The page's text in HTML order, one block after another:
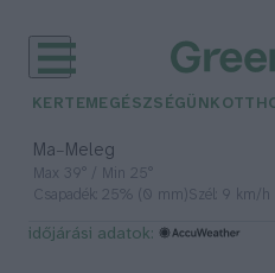
KERTEM EGÉSZSÉGÜNK
Ma– Meleg
Max 39° / Min 25°
Csapadék: 25% (0 mm)Szél: 9 km/h
időjárási adatok: